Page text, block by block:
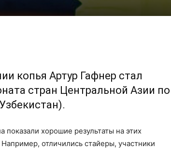
копья Артур Гафнер стал
стран Центральной Азии по
показали хорошие результаты на этих
отличились стайеры, участники